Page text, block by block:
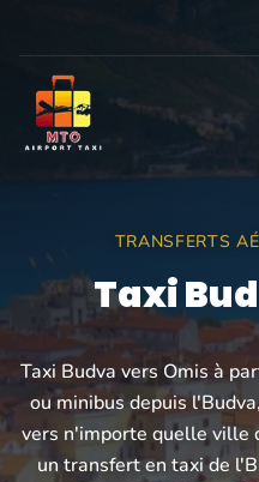
TRANSFERTS
Taxi
Taxi Budva vers Omis à
ou minibus depuis
vers n'importe quelle ville
un transfert en taxi de